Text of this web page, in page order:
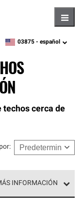
zipcode, language
03875 - español
techos cerca de
:
INFORMACIÓN